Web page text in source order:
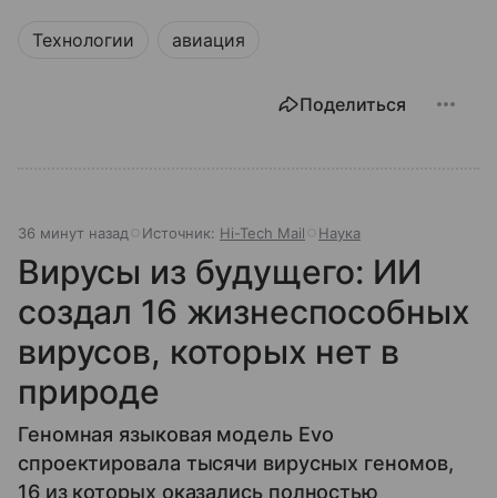
Технологии авиация
Поделиться
36 минут назад Источник: Hi-Tech Mail Наука
Вирусы из будущего: ИИ
создал 16 жизнеспособных
вирусов, которых нет в
природе
Геномная языковая модель Evo
спроектировала тысячи вирусных геномов,
16 из которых оказались полностью